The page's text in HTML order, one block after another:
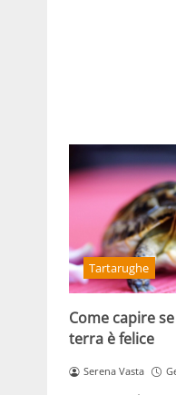
Tartarughe
Come capire
terra è felice
Serena Vasta